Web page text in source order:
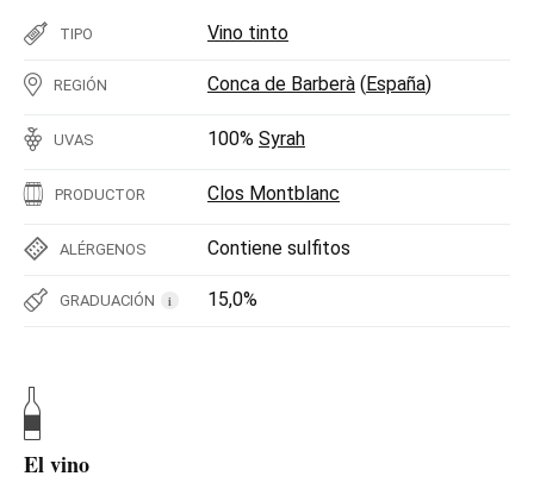
TIPO Vino tinto
REGIÓN Conca de Barberà (España)
UVAS 100% Syrah
PRODUCTOR Clos Montblanc
ALÉRGENOS Contiene sulfitos
GRADUACIÓN i 15,0%
El vino